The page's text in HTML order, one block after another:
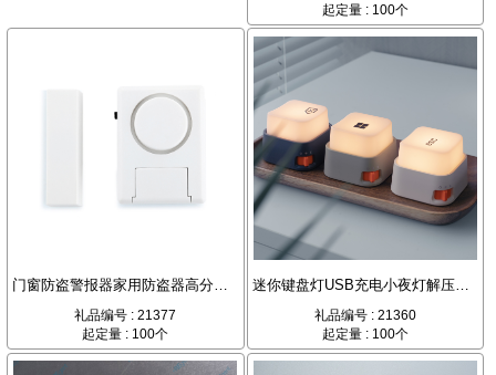
起定量 : 100个
门窗防盗警报器家用防盗器高分贝警报器
礼品编号 : 21377
起定量 : 100个
迷你键盘灯USB充电小夜灯解压神器创意礼品
礼品编号 : 21360
起定量 : 100个